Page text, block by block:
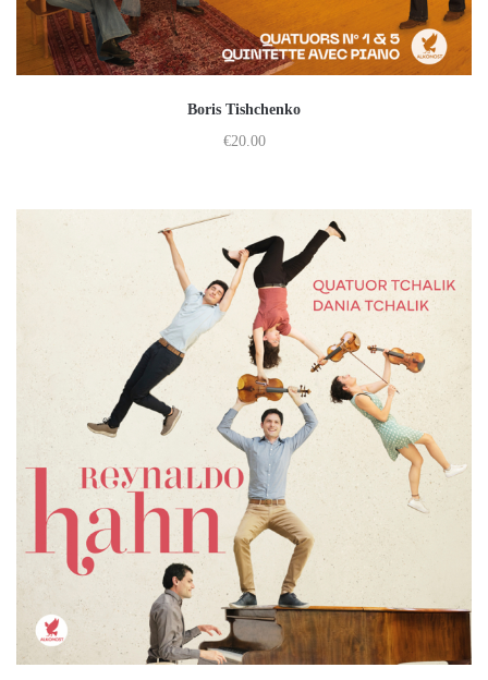
Boris Tishchenko
€20.00